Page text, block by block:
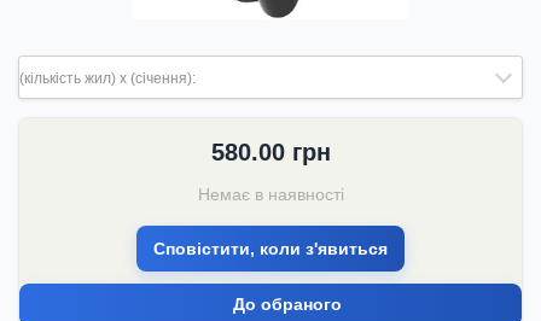
(кількість жил) х (січення):
580.00грн
Немає в наявності
Сповістити, коли з'явиться
До обраного